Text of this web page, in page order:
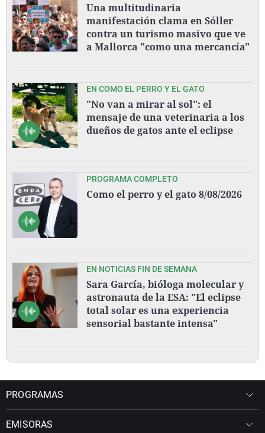
Una multitudinaria
manifestación clama en Sóller
contra un turismo masivo que ve
a Mallorca "como una mercancía"
EN COMO EL PERRO Y EL GATO
"No van a mirar al sol": el
mensaje de una veterinaria a los
dueños de gatos ante el eclipse
PROGRAMA COMPLETO
Como el perro y el gato 8/08/2026
EN NOTICIAS FIN DE SEMANA
Sara García, bióloga molecular y
astronauta de la ESA: "El eclipse
total solar es una experiencia
sensorial bastante intensa"
PROGRAMAS
EMISORAS